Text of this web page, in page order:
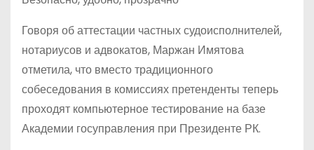
Говоря об аттестации частных судоисполнителей,
нотариусов и адвокатов, Маржан Имятова
отметила, что вместо традиционного
собеседования в комиссиях претенденты теперь
проходят компьютерное тестирование на базе
Академии госуправления при Президенте РК.